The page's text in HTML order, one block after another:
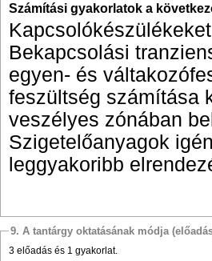
Számítási gyakorlatok a
Bekapcsolási
egyen- és
feszültség számítása
veszélyes zónában
Szigetelőanyagok
leggyakoribb
9. A tantárgy oktatásának módja
3 előadás és 1 gyakorlat.